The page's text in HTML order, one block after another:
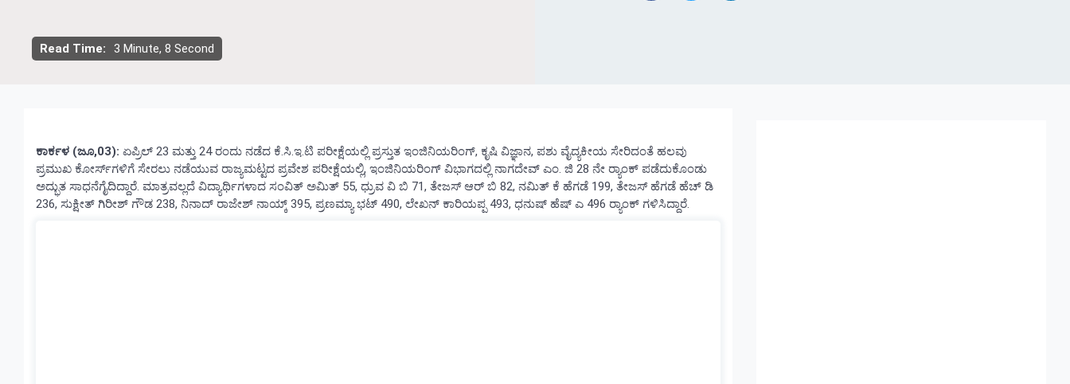
Read Time: 3 Minute, 8 Second
ಕಾರ್ಕಳ (ಜೂ,03): ಏಪ್ರಿಲ್ 23 ಮತ್ತು 24 ರಂದು ನಡೆದ ಕೆ.ಸಿ.ಇ.ಟಿ ಪರೀಕ್ಷೆಯಲ್ಲಿ ಪ್ರಸ್ತುತ ಇಂಜಿನಿಯರಿಂಗ್, ಕೃಷಿ ವಿಜ್ಞಾನ, ಪಶು ವೈದ್ಯಕೀಯ ಸೇರಿದಂತೆ ಹಲವು
ಪ್ರಮುಖ ಕೋರ್ಸ್‌ಗಳಿಗೆ ಸೇರಲು ನಡೆಯುವ ರಾಜ್ಯಮಟ್ಟದ ಪ್ರವೇಶ ಪರೀಕ್ಷೆಯಲ್ಲಿ, ಇಂಜಿನಿಯರಿಂಗ್ ವಿಭಾಗದಲ್ಲಿ ನಾಗದೇವ್‌ ಎಂ. ಜಿ 28 ನೇ ರ‍್ಯಾಂಕ್ ಪಡೆದುಕೊಂಡು
ಅದ್ಭುತ ಸಾಧನೆಗೈದಿದ್ದಾರೆ. ಮಾತ್ರವಲ್ಲದೆ ವಿದ್ಯಾರ್ಥಿಗಳಾದ ಸಂವಿತ್‌ ಅಮಿತ್‌ 55, ಧ್ರುವ ವಿ ಬಿ 71, ತೇಜಸ್‌ ಆರ್‌ ಬಿ 82, ನಮಿತ್‌ ಕೆ ಹೆಗಡೆ 199, ತೇಜಸ್‌ ಹೆಗಡೆ ಹೆಚ್‌ ಡಿ
236, ಸುಕ್ಷೀತ್‌ ಗಿರೀಶ್‌ ಗೌಡ 238, ನಿನಾದ್‌ ರಾಜೇಶ್‌ ನಾಯ್ಕ್‌ 395, ಪ್ರಣಮ್ಯಾ ಭಟ್‌ 490, ಲೇಖನ್‌ ಕಾರಿಯಪ್ಪ 493, ಧನುಷ್‌ ಹೆಷ್‌ ಎ 496 ರ‍್ಯಾಂಕ್ ಗಳಿಸಿದ್ದಾರೆ.